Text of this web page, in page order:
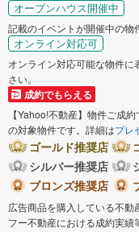
オープンハウス開催中
記載のイベントが開催中の物
オンライン対応可
オンライン対応可能な物件に
さい。
成約でもらえる
【Yahoo!不動産】物件ご成
の対象物件です。詳細はプレ
ゴールド推奨店
シルバー推奨店
ブロンズ推奨店
広告商品を購入している不
フー不動産における成約実